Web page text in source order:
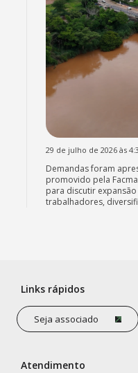
29 de julho de 2026 às
Demandas foram
promovido pela
para discutir
trabalhadores,
Links rápidos
Seja associado
Atendimento